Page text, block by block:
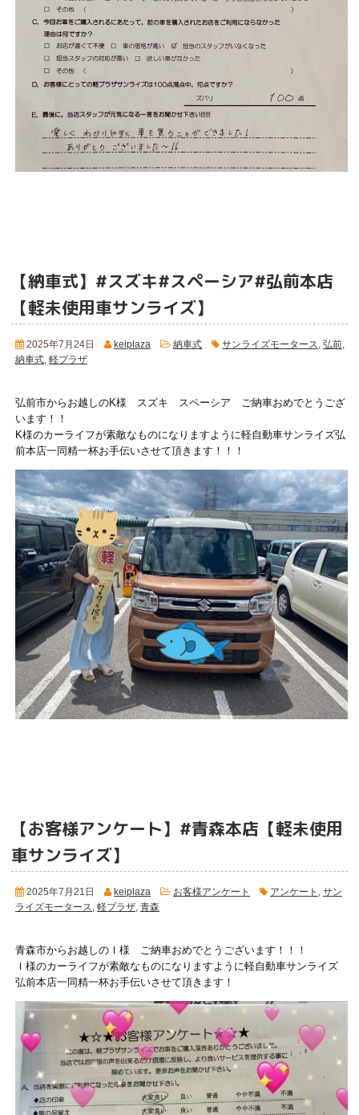
【納車式】#スズキ#スペーシア#弘前本店
【軽未使用車サンライズ】
2025年7月24日 keiplaza 納車式 サンライズモータース 弘前
納車式 軽プラザ
弘前市からお越しのK様 スズキ スペーシア ご納車おめでとうござ
います！！
K様のカーライフが素敵なものになりますように軽自動車サンライズ弘
前本店一同精一杯お手伝いさせて頂きます！！！
【お客様アンケート】#青森本店【軽未使用
車サンライズ】
2025年7月21日 keiplaza お客様アンケート アンケート
サン
ライズモータース
軽プラザ 青森
青森市からお越しのＩ様 ご納車おめでとうございます！！！
Ｉ様のカーライフが素敵なものになりますように軽自動車サンライズ
弘前本店一同精一杯お手伝いさせて頂きます！